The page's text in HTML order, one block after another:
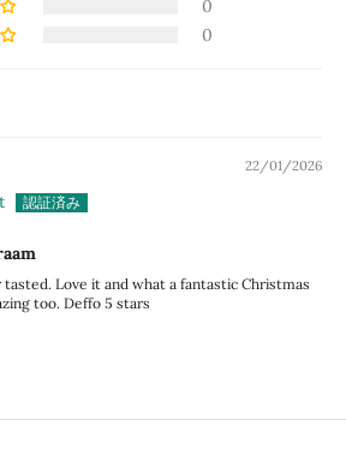
0
0
22/01/2026
tasted. Love it and what a fantastic Christmas
too. Deffo 5 stars